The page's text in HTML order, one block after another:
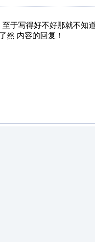
于写得好不好那就不知
然 内容的回复！